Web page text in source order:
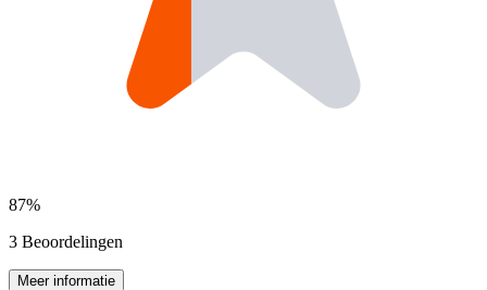
87%
3 Beoordelingen
Meer informatie